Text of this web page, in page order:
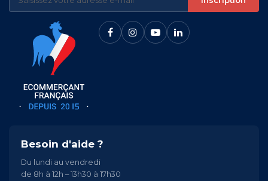
Besoin d'aide ?
Du lundi au vendredi
de 8h à 12h – 13h30 à 17h30